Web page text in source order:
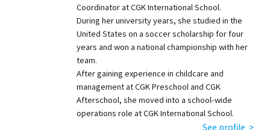
Coordinator at CGK International School.
During her university years, she studied in the
United States on a soccer scholarship for four
years and won a national championship with her
team.
After gaining experience in childcare and
management at CGK Preschool and CGK
Afterschool, she moved into a school-wide
operations role at CGK International School.
See profile >